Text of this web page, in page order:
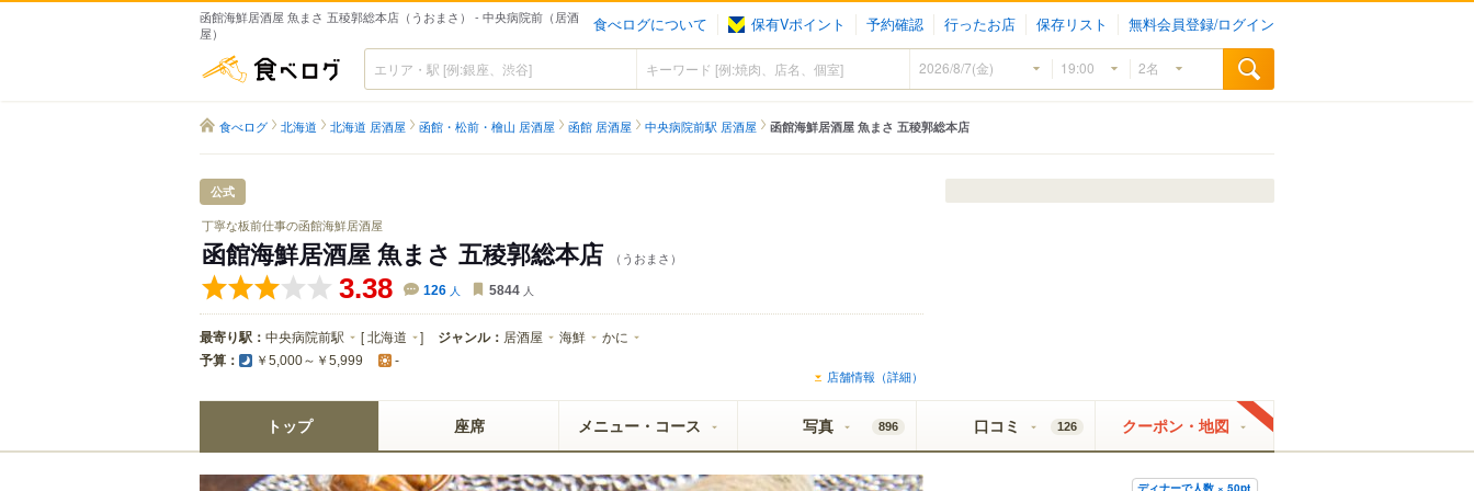
函館海鮮居酒屋 魚まさ 五稜郭総本店（うおまさ） - 中央病院前（居酒
屋）
食べログについて 保有Vポイント 予約確認 行ったお店 保存リスト 無料会員登録/ログイン
食べログ
食べログ 北海道 北海道 居酒屋 函館・松前・檜山 居酒屋 函館 居酒屋 中央病院前駅 居酒屋 函館海鮮居酒屋 魚まさ 五稜郭総本店
公式
丁寧な板前仕事の函館海鮮居酒屋
函館海鮮居酒屋 魚まさ 五稜郭総本店 （うおまさ）
3.38 126 人 5844 人
最寄り駅： 中央病院前駅 [北海道 ] ジャンル： 居酒屋 海鮮 かに
予算： ￥5,000～￥5,999 -
店舗情報（詳細）
トップ 座席 メニュー・コース 写真 896 口コミ 126 クーポン・地図
ディナーで人数 × 50pt